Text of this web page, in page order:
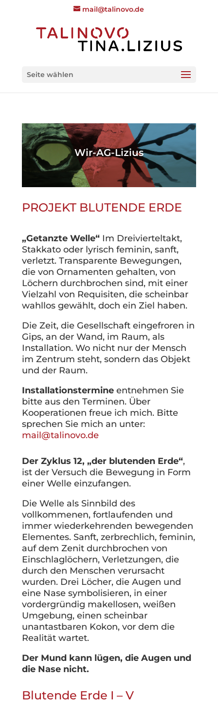
mail@talinovo.de
Seite wählen
Wir-AG-Lizius
PROJEKT BLUTENDE ERDE
„Getanzte Welle“Im Dreivierteltakt,
Stakkato oder lyrisch feminin, sanft,
verletzt. Transparente Bewegungen,
die von Ornamenten gehalten, von
Löchern durchbrochen sind, mit einer
Vielzahl von Requisiten, die scheinbar
wahllos gewählt, doch ein Ziel haben.
Die Zeit, die Gesellschaft eingefroren in
Gips, an der Wand, im Raum, als
Installation. Wo nicht nur der Mensch
im Zentrum steht, sondern das Objekt
und der Raum.
Installationstermineentnehmen Sie
bitte aus den Terminen. Über
Kooperationen freue ich mich. Bitte
sprechen Sie mich an unter:
mail@talinovo.de
Der Zyklus 12, „der blutenden Erde“,
ist der Versuch die Bewegung in Form
einer Welle einzufangen.
Die Welle als Sinnbild des
vollkommenen, fortlaufenden und
immer wiederkehrenden bewegenden
Elementes. Sanft, zerbrechlich, feminin,
auf dem Zenit durchbrochen von
Einschlaglöchern, Verletzungen, die
durch den Menschen verursacht
wurden. Drei Löcher, die Augen und
eine Nase symbolisieren, in einer
vordergründig makellosen, weißen
Umgebung, einen scheinbar
unantastbaren Kokon, vor dem die
Realität wartet.
Der Mund kann lügen, die Augen und
die Nase nicht.
Blutende Erde I – V